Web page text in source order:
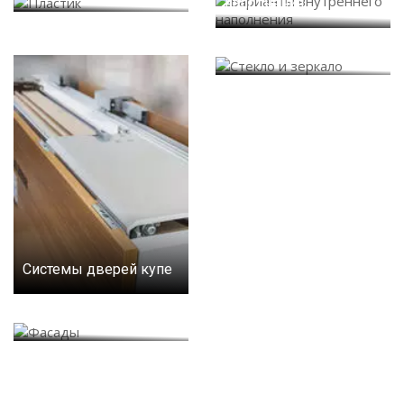
наполнения
Системы дверей купе